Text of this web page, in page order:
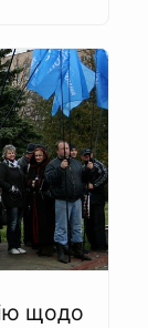
щодо